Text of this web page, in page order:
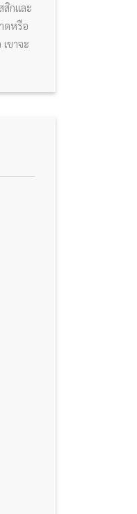
สิกและ
ดหรือ
ขาจะ